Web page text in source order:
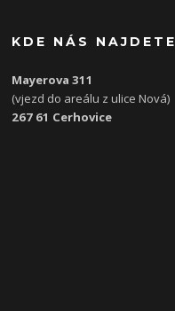
KDE NÁS NAJDETE
Mayerova 311
(vjezd do areálu z ulice Nová)
267 61 Cerhovice